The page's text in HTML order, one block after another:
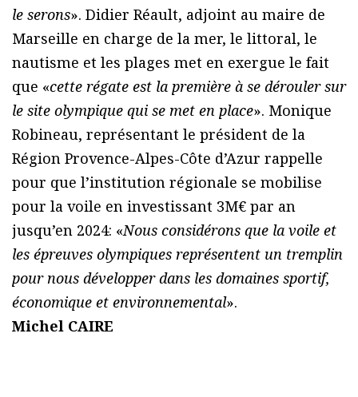
le serons». Didier Réault, adjoint au maire de
Marseille en charge de la mer, le littoral, le
nautisme et les plages met en exergue le fait
que «cette régate est la première à se dérouler sur
le site olympique qui se met en place». Monique
Robineau, représentant le président de la
Région Provence-Alpes-Côte d’Azur rappelle
pour que l’institution régionale se mobilise
pour la voile en investissant 3M€ par an
jusqu’en 2024: «Nous considérons que la voile et
les épreuves olympiques représentent un tremplin
pour nous développer dans les domaines sportif,
économique et environnemental».
Michel CAIRE